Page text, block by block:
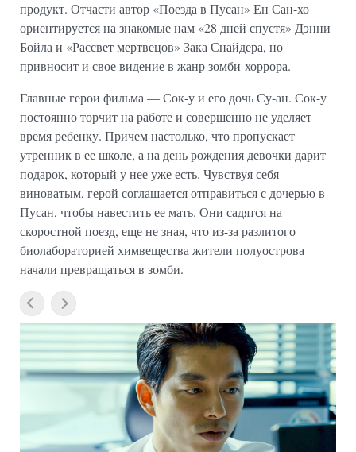
продукт. Отчасти автор «Поезда в Пусан» Ен Сан-хо
ориентируется на знакомые нам «28 дней спустя» Дэнни
Бойла и «Рассвет мертвецов» Зака Снайдера, но
привносит и свое видение в жанр зомби-хоррора.
Главные герои фильма — Сок-у и его дочь Су-ан. Сок-у
постоянно торчит на работе и совершенно не уделяет
время ребенку. Причем настолько, что пропускает
утренник в ее школе, а на день рождения девочки дарит
подарок, который у нее уже есть. Чувствуя себя
виноватым, герой соглашается отправиться с дочерью в
Пусан, чтобы навестить ее мать. Они садятся на
скоростной поезд, еще не зная, что из-за разлитого
биолабораторией химвещества жители полуострова
начали превращаться в зомби.